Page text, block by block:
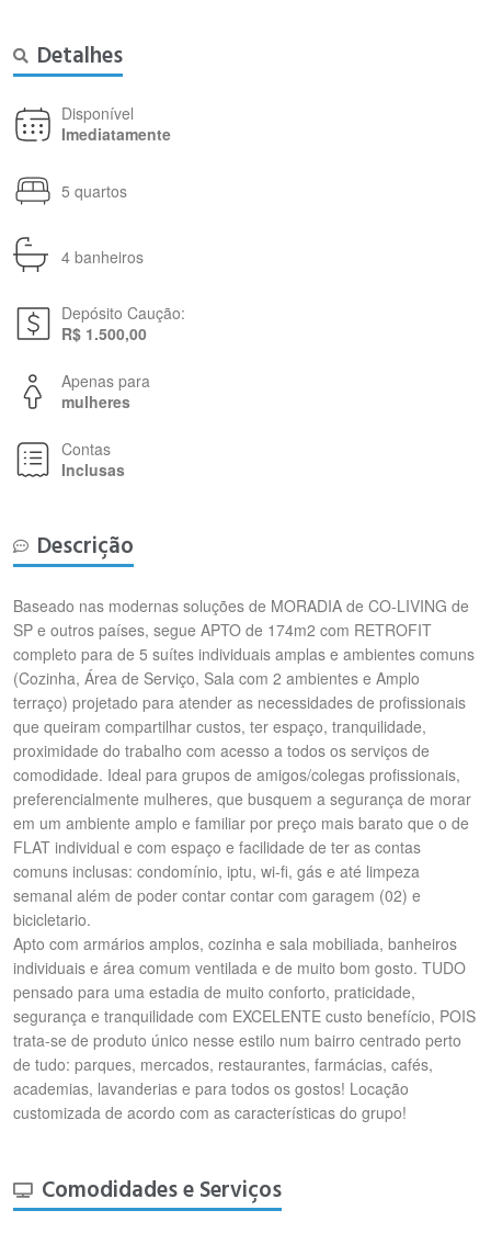
Detalhes
Disponível
Imediatamente
5 quartos
4 banheiros
Depósito Caução:
R$ 1.500,00
Apenas para
mulheres
Contas
Inclusas
Descrição
Baseado nas modernas soluções de MORADIA de CO-LIVING de
SP e outros países, segue APTO de 174m2 com RETROFIT
completo para de 5 suítes individuais amplas e ambientes comuns
(Cozinha, Área de Serviço, Sala com 2 ambientes e Amplo
terraço) projetado para atender as necessidades de profissionais
que queiram compartilhar custos, ter espaço, tranquilidade,
proximidade do trabalho com acesso a todos os serviços de
comodidade. Ideal para grupos de amigos/colegas profissionais,
preferencialmente mulheres, que busquem a segurança de morar
em um ambiente amplo e familiar por preço mais barato que o de
FLAT individual e com espaço e facilidade de ter as contas
comuns inclusas: condomínio, iptu, wi-fi, gás e até limpeza
semanal além de poder contar contar com garagem (02) e
bicicletario.
Apto com armários amplos, cozinha e sala mobiliada, banheiros
individuais e área comum ventilada e de muito bom gosto. TUDO
pensado para uma estadia de muito conforto, praticidade,
segurança e tranquilidade com EXCELENTE custo benefício, POIS
trata-se de produto único nesse estilo num bairro centrado perto
de tudo: parques, mercados, restaurantes, farmácias, cafés,
academias, lavanderias e para todos os gostos! Locação
customizada de acordo com as características do grupo!
Comodidades e Serviços